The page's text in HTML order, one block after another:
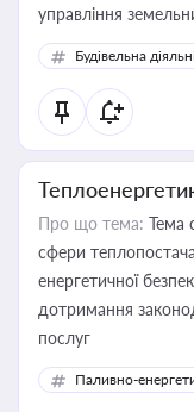
управління
Будівельна
Про що тема: Тема
сфери
енергетичної
дотримання
послуг
Паливно-